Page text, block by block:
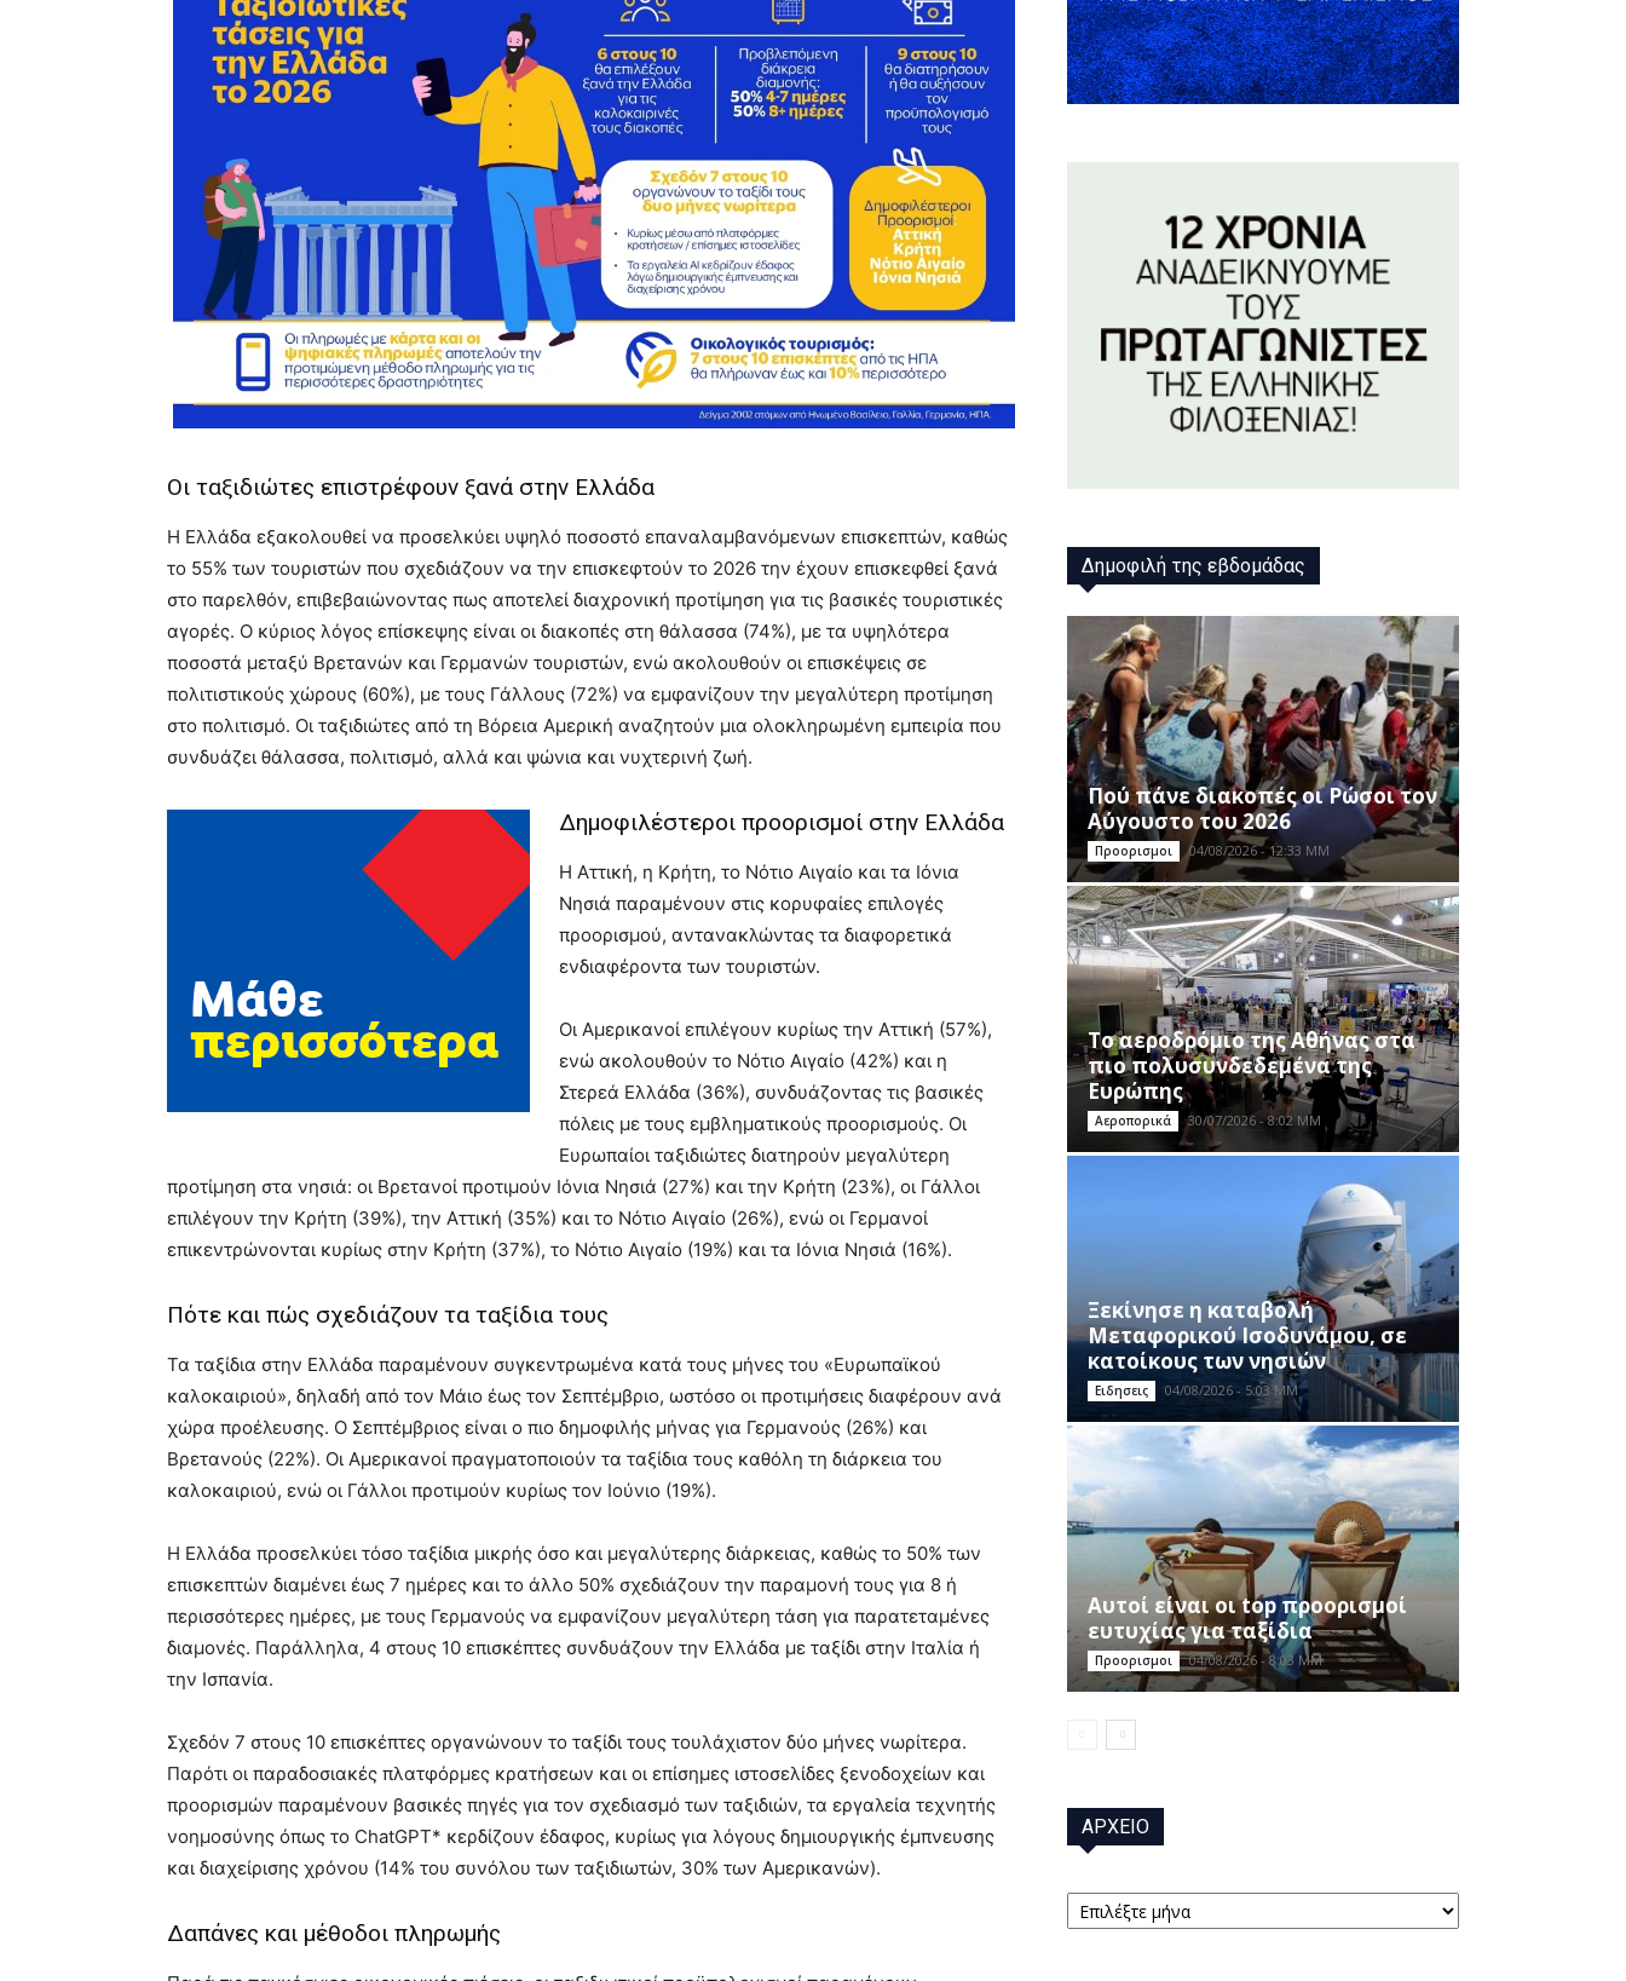
Οι ταξιδιώτες επιστρέφουν ξανά στην Ελλάδα
Η Ελλάδα εξακολουθεί να προσελκύει υψηλό ποσοστό επαναλαμβανόμενων επισκεπτών, καθώς
το 55% των τουριστών που σχεδιάζουν να την επισκεφτούν το 2026 την έχουν επισκεφθεί ξανά
στο παρελθόν, επιβεβαιώνοντας πως αποτελεί διαχρονική προτίμηση για τις βασικές τουριστικές
αγορές. Ο κύριος λόγος επίσκεψης είναι οι διακοπές στη θάλασσα (74%), με τα υψηλότερα
ποσοστά μεταξύ Βρετανών και Γερμανών τουριστών, ενώ ακολουθούν οι επισκέψεις σε
πολιτιστικούς χώρους (60%), με τους Γάλλους (72%) να εμφανίζουν την μεγαλύτερη προτίμηση
στο πολιτισμό. Οι ταξιδιώτες από τη Βόρεια Αμερική αναζητούν μια ολοκληρωμένη εμπειρία που
συνδυάζει θάλασσα, πολιτισμό, αλλά και ψώνια και νυχτερινή ζωή.
Δημοφιλέστεροι προορισμοί στην Ελλάδα
Η Αττική, η Κρήτη, το Νότιο Αιγαίο και τα Ιόνια
Νησιά παραμένουν στις κορυφαίες επιλογές
προορισμού, αντανακλώντας τα διαφορετικά
ενδιαφέροντα των τουριστών.
Οι Αμερικανοί επιλέγουν κυρίως την Αττική (57%),
ενώ ακολουθούν το Νότιο Αιγαίο (42%) και η
Στερεά Ελλάδα (36%), συνδυάζοντας τις βασικές
πόλεις με τους εμβληματικούς προορισμούς. Οι
Ευρωπαίοι ταξιδιώτες διατηρούν μεγαλύτερη
προτίμηση στα νησιά: οι Βρετανοί προτιμούν Ιόνια Νησιά (27%) και την Κρήτη (23%), οι Γάλλοι
επιλέγουν την Κρήτη (39%), την Αττική (35%) και το Νότιο Αιγαίο (26%), ενώ οι Γερμανοί
επικεντρώνονται κυρίως στην Κρήτη (37%), το Νότιο Αιγαίο (19%) και τα Ιόνια Νησιά (16%).
Πότε και πώς σχεδιάζουν τα ταξίδια τους
Τα ταξίδια στην Ελλάδα παραμένουν συγκεντρωμένα κατά τους μήνες του «Ευρωπαϊκού
καλοκαιριού», δηλαδή από τον Μάιο έως τον Σεπτέμβριο, ωστόσο οι προτιμήσεις διαφέρουν ανά
χώρα προέλευσης. Ο Σεπτέμβριος είναι ο πιο δημοφιλής μήνας για Γερμανούς (26%) και
Βρετανούς (22%). Οι Αμερικανοί πραγματοποιούν τα ταξίδια τους καθόλη τη διάρκεια του
καλοκαιριού, ενώ οι Γάλλοι προτιμούν κυρίως τον Ιούνιο (19%).
Η Ελλάδα προσελκύει τόσο ταξίδια μικρής όσο και μεγαλύτερης διάρκειας, καθώς το 50% των
επισκεπτών διαμένει έως 7 ημέρες και το άλλο 50% σχεδιάζουν την παραμονή τους για 8 ή
περισσότερες ημέρες, με τους Γερμανούς να εμφανίζουν μεγαλύτερη τάση για παρατεταμένες
διαμονές. Παράλληλα, 4 στους 10 επισκέπτες συνδυάζουν την Ελλάδα με ταξίδι στην Ιταλία ή
την Ισπανία.
Σχεδόν 7 στους 10 επισκέπτες οργανώνουν το ταξίδι τους τουλάχιστον δύο μήνες νωρίτερα.
Παρότι οι παραδοσιακές πλατφόρμες κρατήσεων και οι επίσημες ιστοσελίδες ξενοδοχείων και
προορισμών παραμένουν βασικές πηγές για τον σχεδιασμό των ταξιδιών, τα εργαλεία τεχνητής
νοημοσύνης όπως το ChatGPT* κερδίζουν έδαφος, κυρίως για λόγους δημιουργικής έμπνευσης
και διαχείρισης χρόνου (14% του συνόλου των ταξιδιωτών, 30% των Αμερικανών).
Δαπάνες και μέθοδοι πληρωμής
Δημοφιλή της εβδομάδας
Πού πάνε διακοπές οι Ρώσοι τον
Αύγουστο του 2026
Προορισμοι 04/08/2026 - 12:33 ΜΜ
Το αεροδρόμιο της Αθήνας στα
πιο πολυσυνδεδεμένα της
Ευρώπης
Αεροπορικά 30/07/2026 - 8:02 ΜΜ
Ξεκίνησε η καταβολή
Μεταφορικού Ισοδυνάμου, σε
κατοίκους των νησιών
Ειδησεις 04/08/2026 - 5:03 ΜΜ
Αυτοί είναι οι top προορισμοί
ευτυχίας για ταξίδια
Προορισμοι 04/08/2026 - 8:03 ΜΜ
ΑΡΧΕΙΟ
ΑΡΧΕΙΟ